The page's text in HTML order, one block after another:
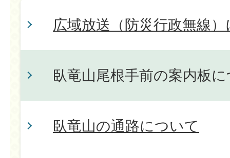
広域放送（防災行政無線
臥竜山尾根手前の案内板
臥竜山の通路について